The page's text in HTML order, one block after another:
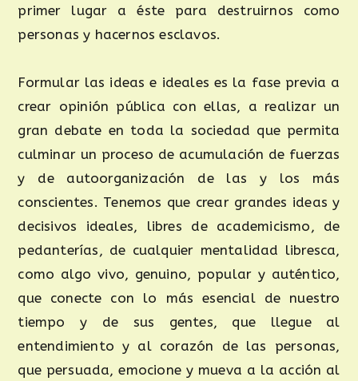
primer lugar a éste para destruirnos como
personas y hacernos esclavos.
Formular las ideas e ideales es la fase previa a
crear opinión pública con ellas, a realizar un
gran debate en toda la sociedad que permita
culminar un proceso de acumulación de fuerzas
y de autoorganización de las y los más
conscientes. Tenemos que crear grandes ideas y
decisivos ideales, libres de academicismo, de
pedanterías, de cualquier mentalidad libresca,
como algo vivo, genuino, popular y auténtico,
que conecte con lo más esencial de nuestro
tiempo y de sus gentes, que llegue al
entendimiento y al corazón de las personas,
que persuada, emocione y mueva a la acción al